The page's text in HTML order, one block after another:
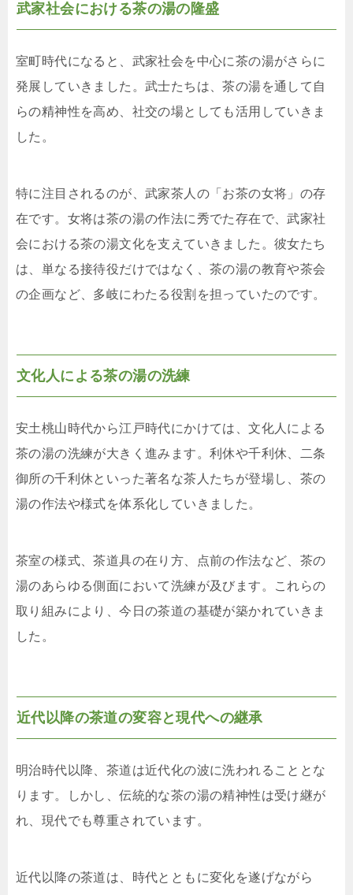
武家社会における茶の湯の隆盛
室町時代になると、武家社会を中心に茶の湯がさらに
発展していきました。武士たちは、茶の湯を通して自
らの精神性を高め、社交の場としても活用していきま
した。
特に注目されるのが、武家茶人の「お茶の女将」の存
在です。女将は茶の湯の作法に秀でた存在で、武家社
会における茶の湯文化を支えていきました。彼女たち
は、単なる接待役だけではなく、茶の湯の教育や茶会
の企画など、多岐にわたる役割を担っていたのです。
文化人による茶の湯の洗練
安土桃山時代から江戸時代にかけては、文化人による
茶の湯の洗練が大きく進みます。利休や千利休、二条
御所の千利休といった著名な茶人たちが登場し、茶の
湯の作法や様式を体系化していきました。
茶室の様式、茶道具の在り方、点前の作法など、茶の
湯のあらゆる側面において洗練が及びます。これらの
取り組みにより、今日の茶道の基礎が築かれていきま
した。
近代以降の茶道の変容と現代への継承
明治時代以降、茶道は近代化の波に洗われることとな
ります。しかし、伝統的な茶の湯の精神性は受け継が
れ、現代でも尊重されています。
近代以降の茶道は、時代とともに変化を遂げながら